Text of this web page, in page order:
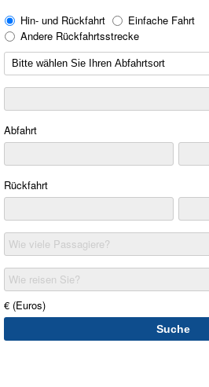
Hin- und Rückfahrt
Einfache Fahrt
Andere Rückfahrtsstrecke
Abfahrt
Rückfahrt
Wie viele Passagiere?
Wie reisen Sie?
€ (Euros)
Suche